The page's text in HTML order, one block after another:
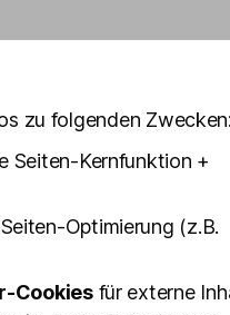
im „BUNNY
Leicht verrucht,
Bühne performen
Lasagna, Candy
Dita von Teese,
Burlesque auf der
Dolly Buster,
zu folgenden Zwecken:
Seiten-Kernfunktion +
Optimierung (z.B.
Cookiesfür externe